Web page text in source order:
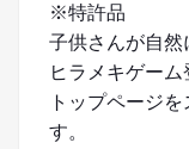
※特許品
子供さんが自
ヒラメキゲーム
トップページ
す。